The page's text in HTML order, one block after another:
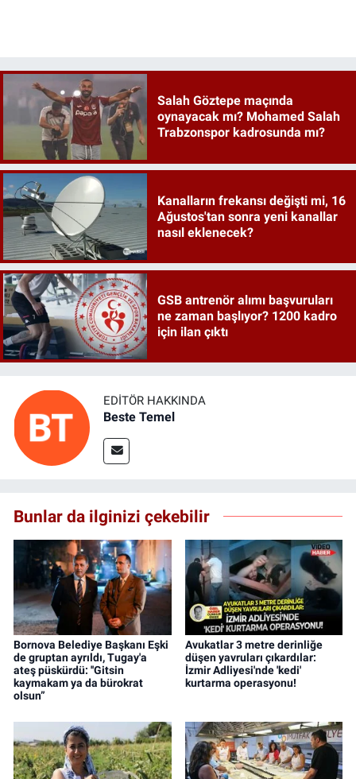
Salah Göztepe maçında
oynayacak mı? Mohamed Salah
Trabzonspor kadrosunda mı?
Kanalların frekansı değişti mi, 16
Ağustos'tan sonra yeni kanallar
nasıl eklenecek?
GSB antrenör alımı başvuruları
ne zaman başlıyor? 1200 kadro
için ilan çıktı
EDITÖR HAKKINDA
Beste Temel
Bunlar da ilginizi çekebilir
Bornova Belediye Başkanı Eşki
de gruptan ayrıldı, Tugay'a
ateş püskürdü: ''Gitsin
kaymakam ya da bürokrat
olsun”
Avukatlar 3 metre derinliğe
düşen yavruları çıkardılar:
İzmir Adliyesi'nde 'kedi'
kurtarma operasyonu!